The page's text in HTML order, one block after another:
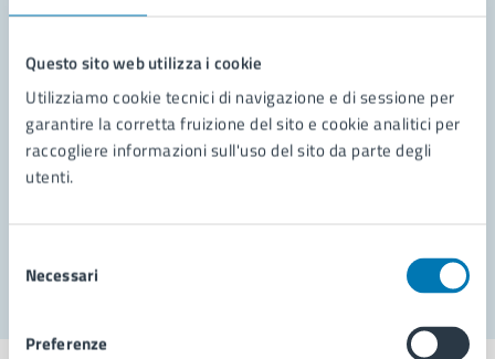
Questo sito web utilizza i cookie
Utilizziamo cookie tecnici di navigazione e di sessione per
garantire la corretta fruizione del sito e cookie analitici per
raccogliere informazioni sull'uso del sito da parte degli
utenti.
delNecessari
Preferenze
Leggi le domande frequenti
Richiedi assistenza
Prenota appuntamento